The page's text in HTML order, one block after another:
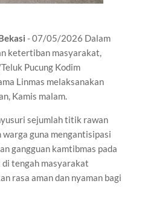
- 07/05/2026 Dalam
ketertiban masyarakat,
Pucung Kodim
Linmas melaksanakan
Kamis malam.
sejumlah titik rawan
guna mengantisipasi
gangguan kamtibmas pada
tengah masyarakat
rasa aman dan nyaman bagi